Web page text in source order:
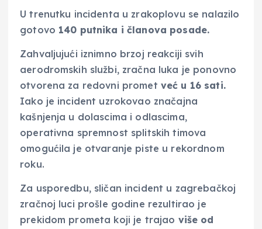
U trenutku incidenta u zrakoplovu se nalazilo
gotovo 140 putnika i članova posade.
Zahvaljujući iznimno brzoj reakciji svih
aerodromskih službi, zračna luka je ponovno
otvorena za redovni promet već u 16 sati.
Iako je incident uzrokovao značajna
kašnjenja u dolascima i odlascima,
operativna spremnost splitskih timova
omogućila je otvaranje piste u rekordnom
roku.
Za usporedbu, sličan incident u zagrebačkoj
zračnoj luci prošle godine rezultirao je
prekidom prometa koji je trajao više od